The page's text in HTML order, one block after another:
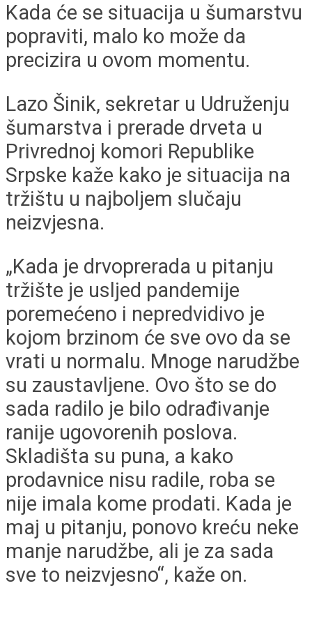
Kada će se situacija u šumarstvu
popraviti, malo ko može da
precizira u ovom momentu.
Lazo Šinik, sekretar u Udruženju
šumarstva i prerade drveta u
Privrednoj komori Republike
Srpske kaže kako je situacija na
tržištu u najboljem slučaju
neizvjesna.
„Kada je drvoprerada u pitanju
tržište je usljed pandemije
poremećeno i nepredvidivo je
kojom brzinom će sve ovo da se
vrati u normalu. Mnoge narudžbe
su zaustavljene. Ovo što se do
sada radilo je bilo odrađivanje
ranije ugovorenih poslova.
Skladišta su puna, a kako
prodavnice nisu radile, roba se
nije imala kome prodati. Kada je
maj u pitanju, ponovo kreću neke
manje narudžbe, ali je za sada
sve to neizvjesno“, kaže on.